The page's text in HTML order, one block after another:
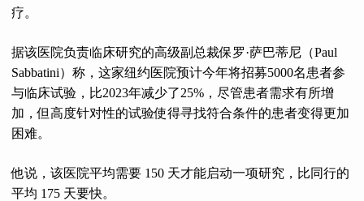
疗。
据该医院负责临床研究的高级副总裁保罗·萨巴蒂尼（Paul
Sabbatini）称，这家纽约医院预计今年将招募5000名患者参
与临床试验，比2023年减少了25%，尽管患者需求有所增
加，但高度针对性的试验使得寻找符合条件的患者变得更加
困难。
他说，该医院平均需要 150 天才能启动一项研究，比同行的
平均 175 天要快。